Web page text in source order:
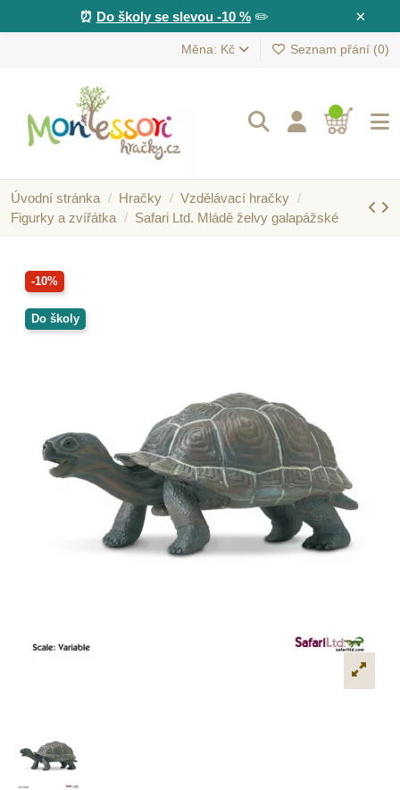
×
⏰ Do školy se slevou -10 %✏️
Měna: Kč Seznam přání (0)
Úvodní stránka Hračky
Vzdělávací hračky
Figurky a zvířátka
Safari Ltd. Mládě želvy galapážské
-10%
Do školy